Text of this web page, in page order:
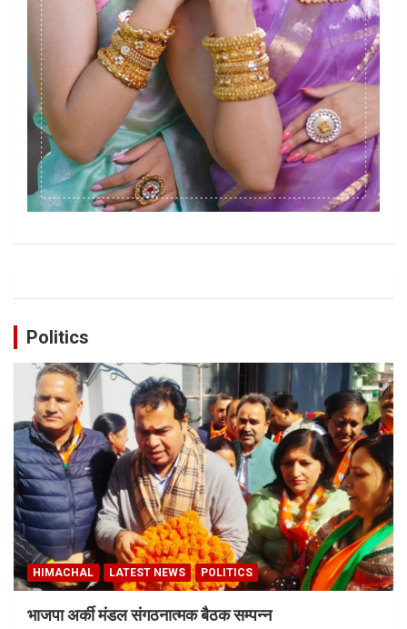
Politics
HIMACHAL LATEST NEWS POLITICS
भाजपा अर्की मंडल संगठनात्मक बैठक सम्पन्न